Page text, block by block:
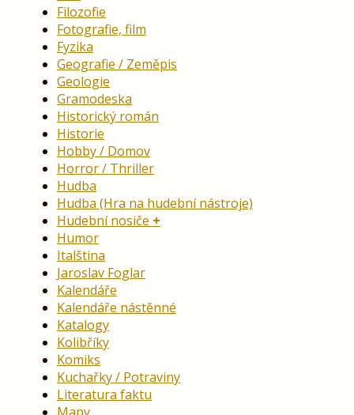
Filozofie
Fotografie, film
Fyzika
Geografie / Zeměpis
Geologie
Gramodeska
Historický román
Historie
Hobby / Domov
Horror / Thriller
Hudba
Hudba (Hra na hudební nástroje)
Hudební nosiče
Humor
Italština
Jaroslav Foglar
Kalendáře
Kalendáře nástěnné
Katalogy
Kolibříky
Komiks
Kuchařky / Potraviny
Literatura faktu